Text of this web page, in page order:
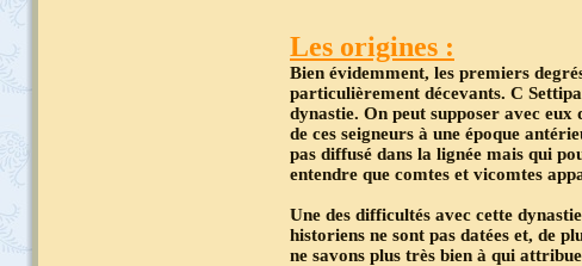
Les origines :
Bien évidemment, les premiers
particulièrement décevants. C
dynastie. On peut supposer avec
de ces seigneurs à une époque
pas diffusé dans la lignée mais qui
entendre que comtes et vicomtes
Une des difficultés avec cette
historiens ne sont pas datées et, de
ne savons plus très bien à qui